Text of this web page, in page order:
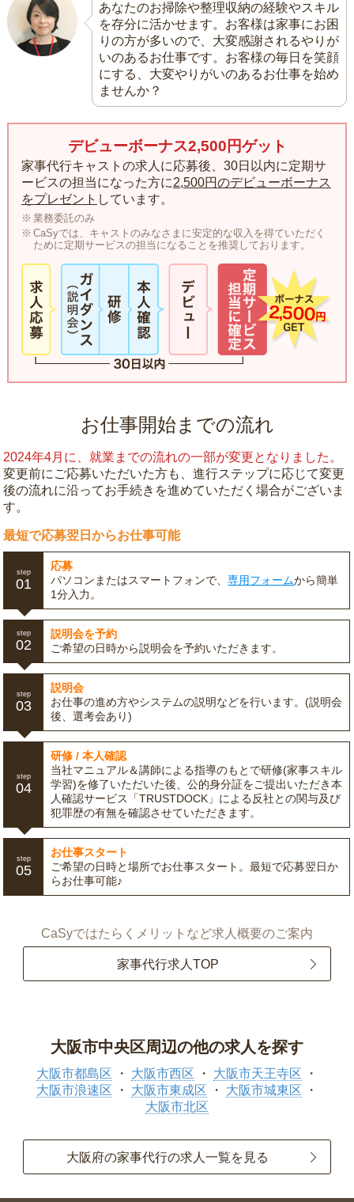
あなたのお掃除や整理収納の経験やスキル
を存分に活かせます。お客様は家事にお困
りの方が多いので、大変感謝されるやりが
いのあるお仕事です。お客様の毎日を笑顔
にする、大変やりがいのあるお仕事を始め
ませんか？
デビューボーナス2,500円ゲット
家事代行キャストの求人に応募後、30日以内に定期サ
ービスの担当になった方に2,500円のデビューボーナス
をプレゼント しています。
業務委託のみ
CaSyでは、キャストのみなさまに安定的な収入を得ていただく
ために定期サービスの担当になることを推奨しております。
お仕事開始までの流れ
2024年4月に、就業までの流れの一部が変更となりました。
変更前にご応募いただいた方も、進行ステップに応じて変更
後の流れに沿ってお手続きを進めていただく場合がございま
す。
最短で応募翌日からお仕事可能
step
01
応募
パソコンまたはスマートフォンで、専用フォームから簡単
1分入力。
step
02
説明会を予約
ご希望の日時から説明会を予約いただきます。
step
03
説明会
お仕事の進め方やシステムの説明などを行います。(説明会
後、選考会あり)
step
04
研修 / 本人確認
当社マニュアル＆講師による指導のもとで研修(家事スキル
学習)を修了いただいた後、公的身分証をご提出いただき本
人確認サービス「TRUSTDOCK」による反社との関与及び
犯罪歴の有無を確認させていただきます。
step
05
お仕事スタート
ご希望の日時と場所でお仕事スタート。最短で応募翌日か
らお仕事可能♪
CaSyではたらくメリットなど求人概要のご案内
家事代行求人TOP
大阪市中央区周辺の他の求人を探す
大阪市都島区 大阪市西区
大阪市天王寺区
大阪市浪速区
大阪市東成区
大阪市城東区
大阪市北区
大阪府の家事代行の求人一覧を見る